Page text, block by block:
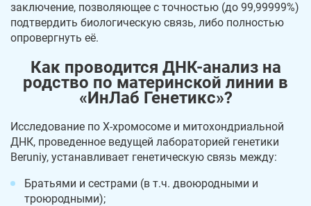
заключение, позволяющее с точностью (до 99,99999%)
подтвердить биологическую связь, либо полностью
опровергнуть её.
Как проводится ДНК-анализ на
родство по материнской линии в
«ИнЛаб Генетикс»?
Исследование по X-хромосоме и митохондриальной
ДНК, проведенное ведущей лабораторией генетики
Beruniy, устанавливает генетическую связь между:
Братьями и сестрами (в т.ч. двоюродными и
троюродными);